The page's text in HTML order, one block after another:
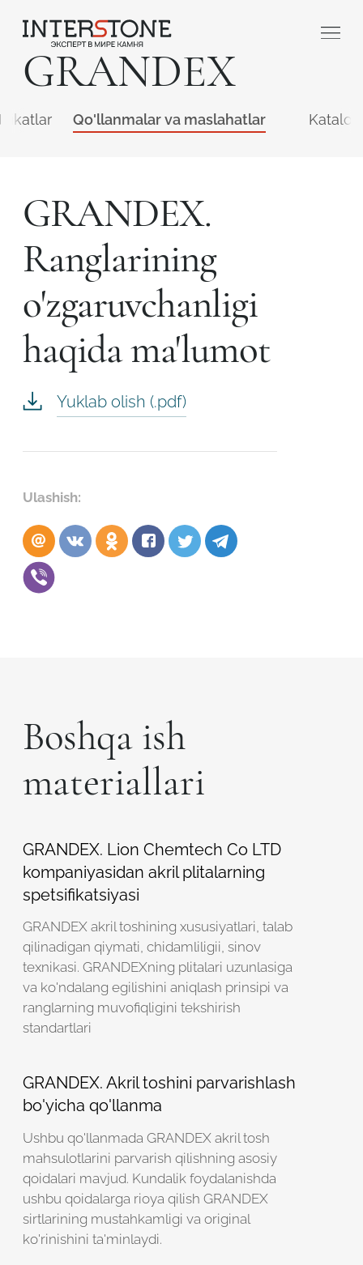
GRANDEX
Qo'llanmalar va maslahatlar
GRANDEX.
Ranglarining
o'zgaruvchanligi
haqida ma'lumot
Yuklab olish (.pdf)
Ulashish:
Boshqa ish
materiallari
GRANDEX. Lion Chemtech Co LTD
kompaniyasidan akril plitalarning
spetsifikatsiyasi
GRANDEX akril toshining xususiyatlari, talab
qilinadigan qiymati, chidamliligii, sinov
texnikasi. GRANDEXning plitalari uzunlasiga
va ko'ndalang egilishini aniqlash prinsipi va
ranglarning muvofiqligini tekshirish
standartlari
GRANDEX. Akril toshini parvarishlash
bo'yicha qo'llanma
Ushbu qo'llanmada GRANDEX akril tosh
mahsulotlarini parvarish qilishning asosiy
qoidalari mavjud. Kundalik foydalanishda
ushbu qoidalarga rioya qilish GRANDEX
sirtlarining mustahkamligi va original
ko'rinishini ta'minlaydi.
Qaysi sohada faoliyat yuritasiz?
Toshga ishlov
Dizayner
ARIZANI YUBORISH
Robot emasligingizni tasdiqlang
LOYIHANI YUBORISH
Robot emasligingizni tasdiqlang